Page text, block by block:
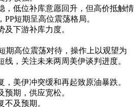
，低位补库意愿回升，但高价抵触情
PP短期呈高位震荡格局。
及下游补库力度。
期高位震荡对待，操作上以观望为
线，关注未来两周美伊谈判进度。
，美伊冲突缓和再起致原油暴跌。
预期，供应宽松。
不及预期。